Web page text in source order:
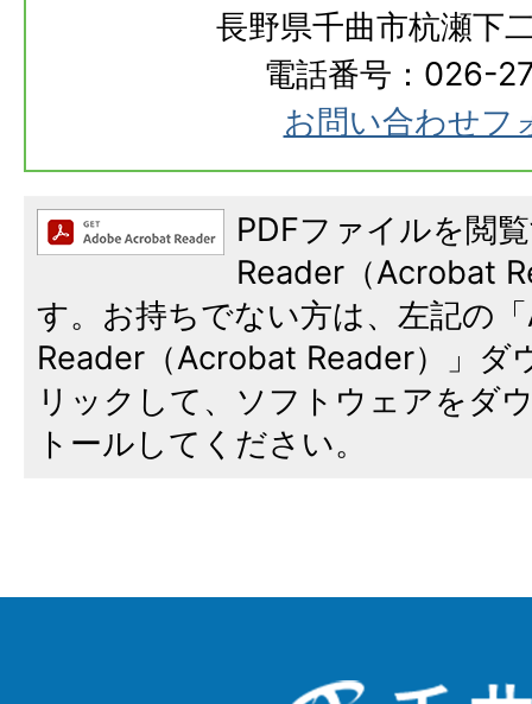
長野県千曲市杭瀬下
電話番号：026-
お問い合わせフ
PDFファイルを閲
Reader（Acrobat
す。お持ちでない方は、左記の
Reader（Acrobat Reader）」ダ
リックして、ソフトウェアをダ
トールしてください。